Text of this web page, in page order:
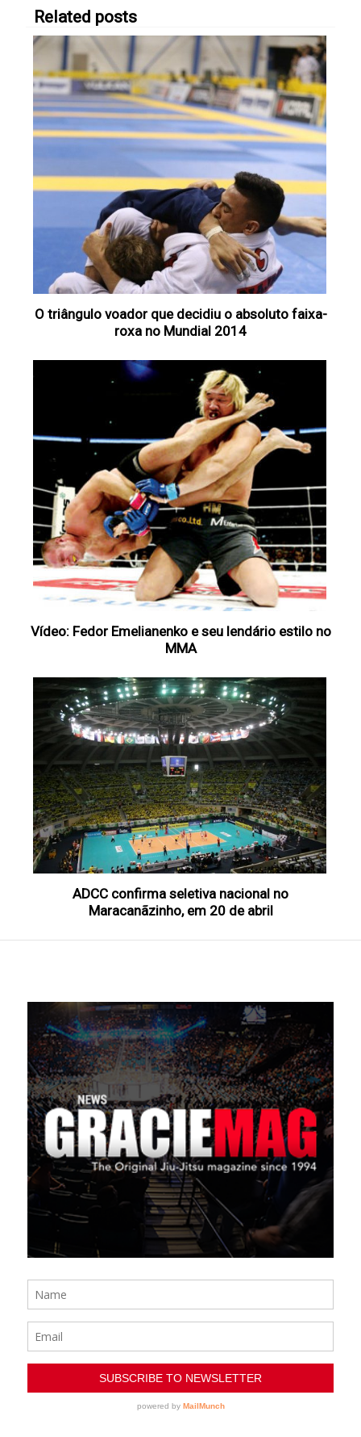
Related posts
O triângulo voador que decidiu o absoluto faixa-
roxa no Mundial 2014
Vídeo: Fedor Emelianenko e seu lendário estilo no
MMA
ADCC confirma seletiva nacional no
Maracanãzinho, em 20 de abril